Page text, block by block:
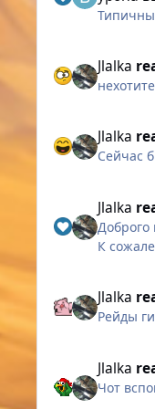
1.
У обоих
У
Jlalka
Jlalka
Сейчас
Jlalka
Доброго
К
на этом
Выводы
2. Я
Jlalka
Рейды
Jlalka
Чот